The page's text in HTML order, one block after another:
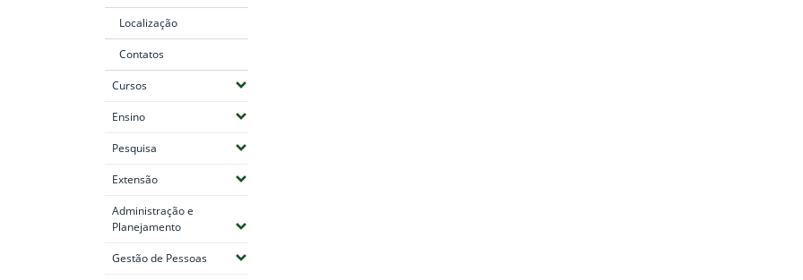
Localização
Contatos
Cursos(Expandir submenus)
Ensino(Expandir submenus)
Pesquisa (Expandir submenus)
Extensão(Expandir submenus)
Administração e
Planejamento(Expandir submenus)
Gestão de Pessoas(Expandir submenus)